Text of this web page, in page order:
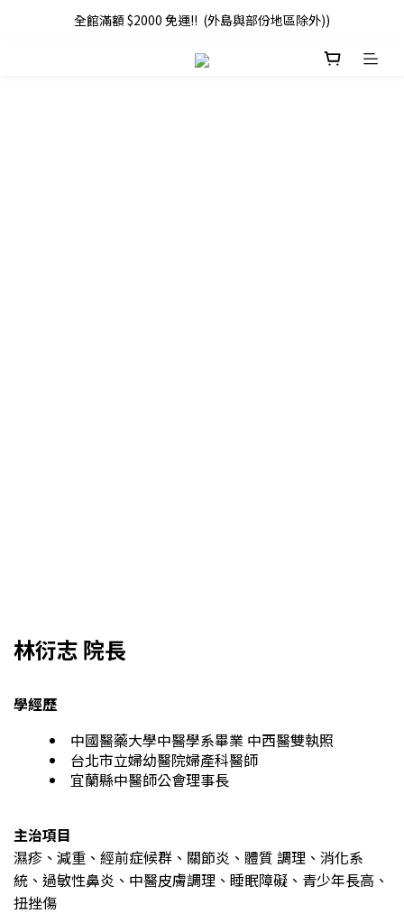
全館滿額 $2000 免運!!  (外島與部份地區除外))
林衍志 院長
學經歷
中國醫藥大學中醫學系畢業 中西醫雙執照
台北市立婦幼醫院婦產科醫師
宜蘭縣中醫師公會理事長
主治項目
濕疹、減重、經前症候群、關節炎、體質 調理、消化系
統、過敏性鼻炎、中醫皮膚調理、睡眠障礙、青少年長高、
扭挫傷